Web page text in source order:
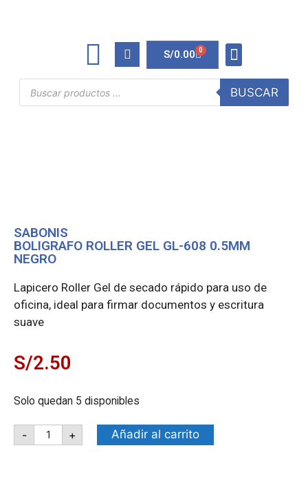
S/0.00 0
BUSCAR
SABONIS
BOLIGRAFO ROLLER GEL GL-608 0.5MM
NEGRO
Lapicero Roller Gel de secado rápido para uso de
oficina, ideal para firmar documentos y escritura
suave
S/2.50
Solo quedan 5 disponibles
- + Añadir al carrito